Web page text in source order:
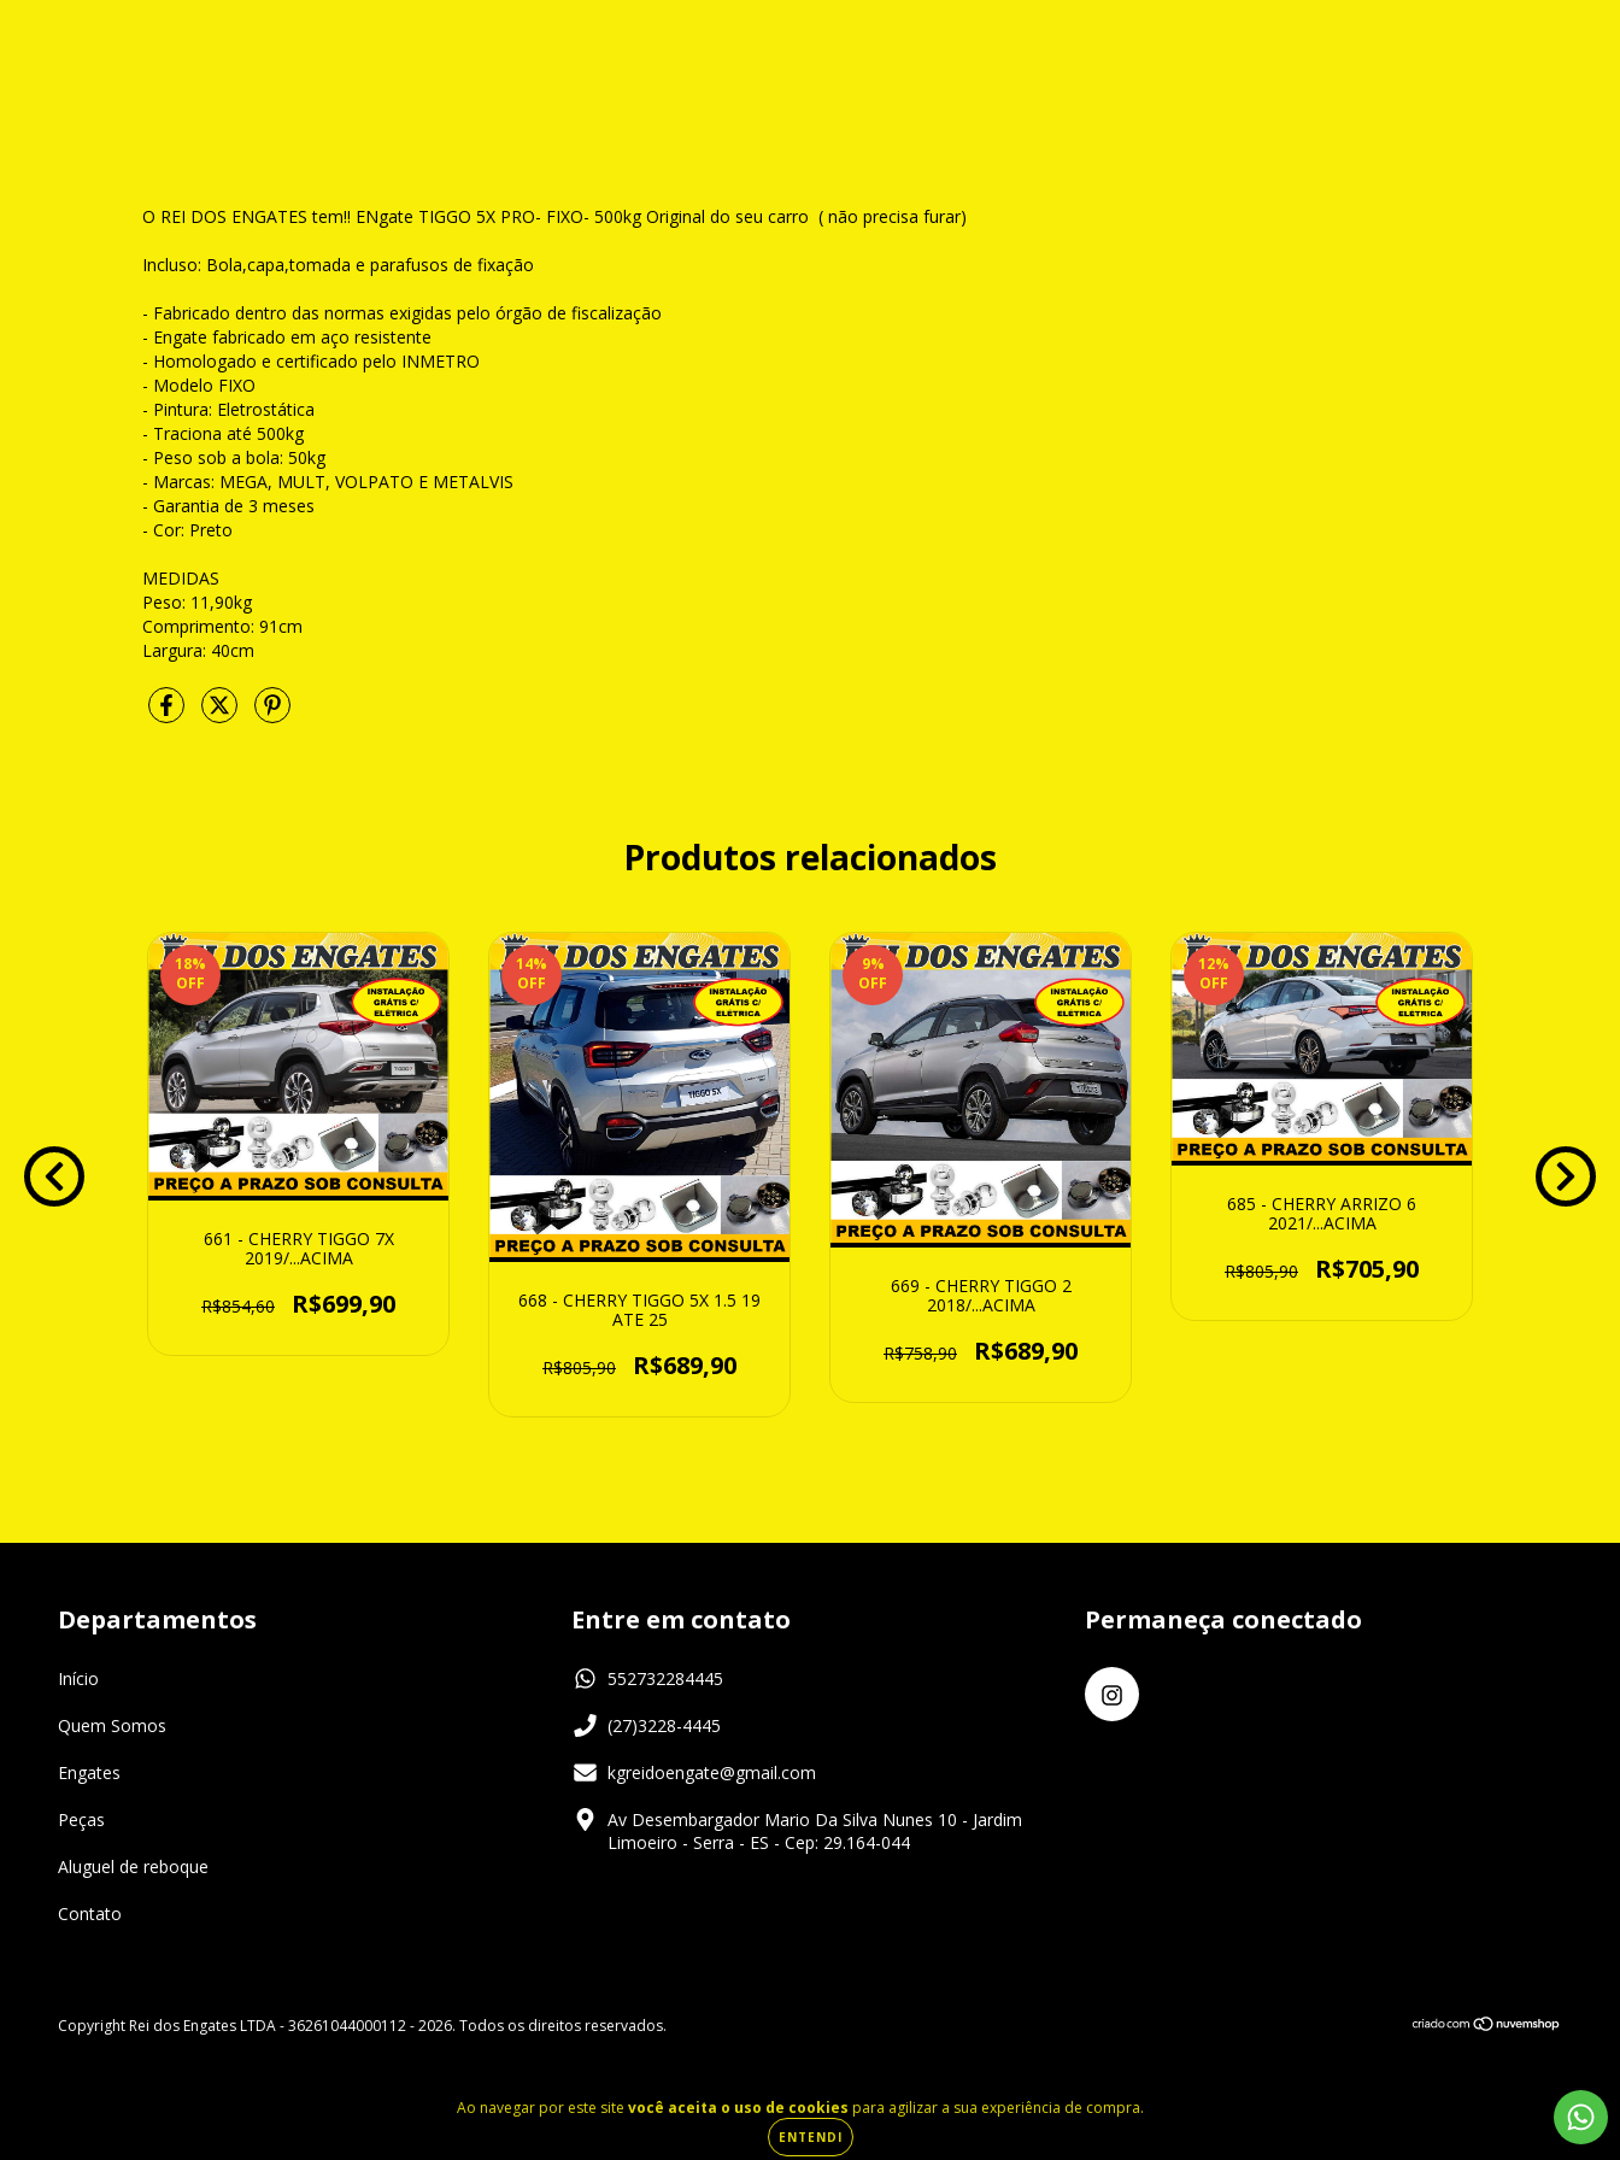
Ao navegar por este site você aceita o uso de cookies para agilizar a sua experiência de compra.
ENTENDI
O REI DOS ENGATES tem!! ENgate TIGGO 5X PRO- FIXO- 500kg Original do seu carro ( não precisa furar)
Incluso: Bola,capa,tomada e parafusos de fixação
- Fabricado dentro das normas exigidas pelo órgão de fiscalização
- Engate fabricado em aço resistente
- Homologado e certificado pelo INMETRO
- Modelo FIXO
- Pintura: Eletrostática
- Traciona até 500kg
- Peso sob a bola: 50kg
- Marcas: MEGA, MULT, VOLPATO E METALVIS
- Garantia de 3 meses
- Cor: Preto
MEDIDAS
Peso: 11,90kg
Comprimento: 91cm
Largura: 40cm
Produtos relacionados
18%
OFF
661 - CHERRY TIGGO 7X
2019/...ACIMA
R$854,60 R$699,90
14%
OFF
668 - CHERRY TIGGO 5X 1.5 19
ATE 25
R$805,90 R$689,90
9%
OFF
669 - CHERRY TIGGO 2
2018/...ACIMA
R$758,90 R$689,90
12%
OFF
685 - CHERRY ARRIZO 6
2021/...ACIMA
R$805,90 R$705,90
Departamentos
Início
Quem Somos
Engates
Peças
Aluguel de reboque
Contato
Entre em contato
552732284445
(27)3228-4445
kgreidoengate@gmail.com
Av Desembargador Mario Da Silva Nunes 10 - Jardim
Limoeiro - Serra - ES - Cep: 29.164-044
Permaneça conectado
Copyright Rei dos Engates LTDA - 36261044000112 - 2026. Todos os direitos reservados.